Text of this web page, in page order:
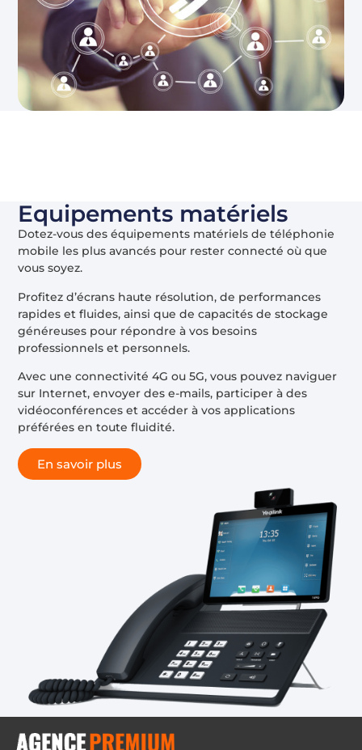
Equipements matériels
Dotez-vous des équipements matériels de téléphonie
mobile les plus avancés pour rester connecté où que
vous soyez.
Profitez d’écrans haute résolution, de performances
rapides et fluides, ainsi que de capacités de stockage
généreuses pour répondre à vos besoins
professionnels et personnels.
Avec une connectivité 4G ou 5G, vous pouvez naviguer
sur Internet, envoyer des e-mails, participer à des
vidéoconférences et accéder à vos applications
préférées en toute fluidité.
En savoir plus